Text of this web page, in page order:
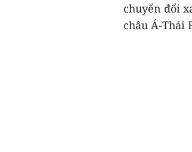
chuyển đổi
châu Á-Thái